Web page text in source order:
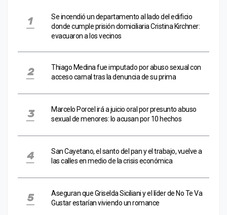
Se incendió un departamento al lado del edificio
donde cumple prisión domiciliaria Cristina Kirchner:
evacuaron a los vecinos
Thiago Medina fue imputado por abuso sexual con
acceso carnal tras la denuncia de su prima
Marcelo Porcel irá a juicio oral por presunto abuso
sexual de menores: lo acusan por 10 hechos
San Cayetano, el santo del pan y el trabajo, vuelve a
las calles en medio de la crisis económica
Aseguran que Griselda Siciliani y el líder de No Te Va
Gustar estarían viviendo un romance